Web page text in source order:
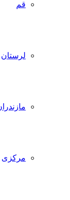
قم
لرستان
مرکزی